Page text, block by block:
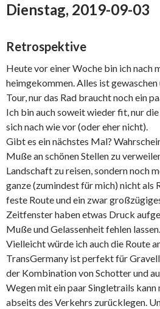
Dienstag, 2019-09-03
Retrospektive
Heute vor einer Woche bin ich nach
heimgekommen. Alles ist
Tour, nur das Rad braucht noch ein
Ich bin auch soweit wieder fit, nur
sich nach wie vor (oder eher nicht).
Gibt es ein nächstes Mal?
Muße an schönen Stellen zu
Landschaft zu reisen, sondern noch
ganze (zumindest für mich) nicht als
feste Route und ein zwar
Zeitfenster haben etwas Druck
Muße und Gelassenheit fehlen lassen.
Vielleicht würde ich auch die Route
TransGermany ist perfekt für
der Kombination von Schotter und
Wegen mit ein paar Singletrails kann
abseits des Verkehrs zurücklegen.